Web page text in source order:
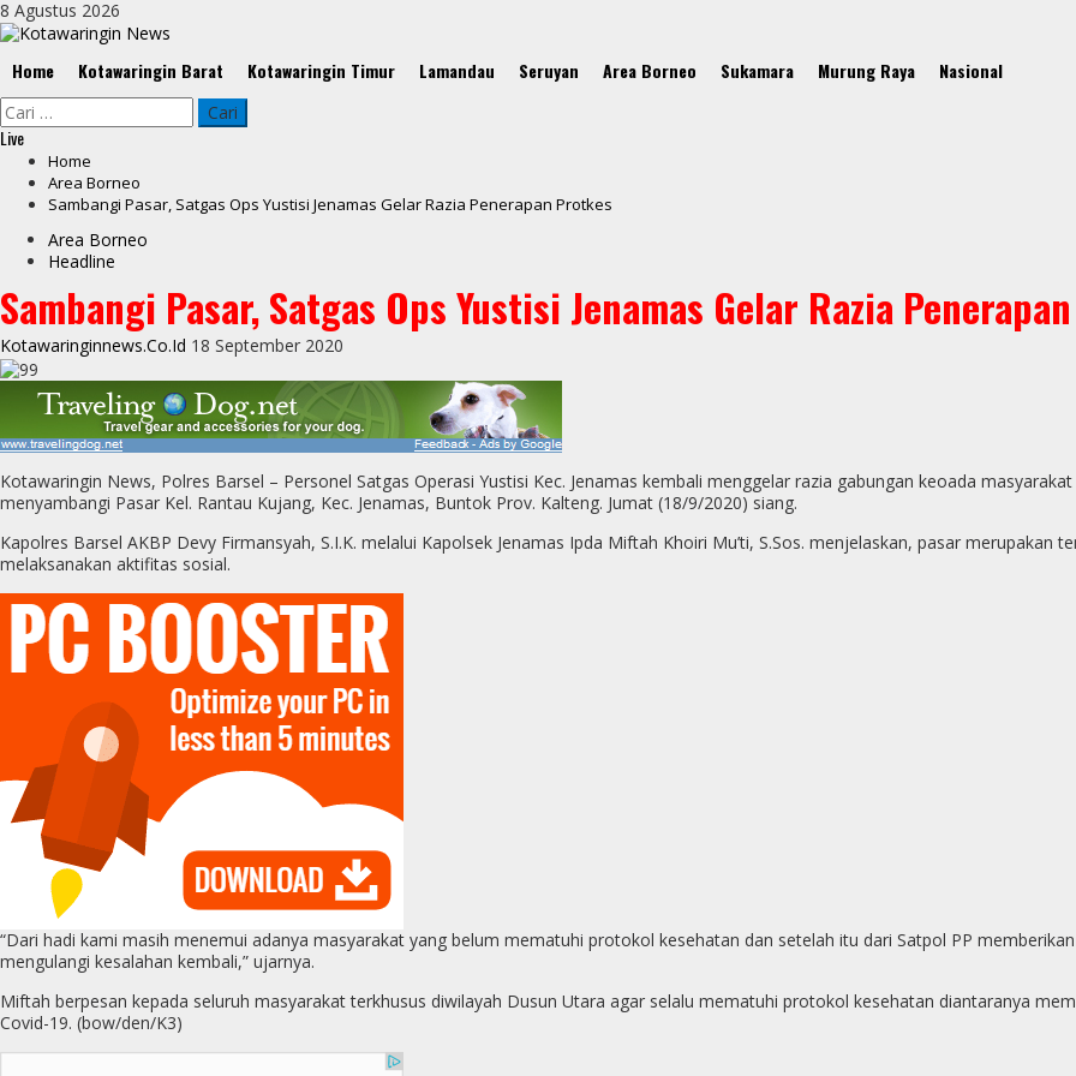
Skip
to
8 Agustus 2026
Menu
Home Kotawaringin Barat Kotawaringin Timur Lamandau Seruyan Area Borneo Sukamara Murung Raya Nasional
Cari
untuk:
Live
Home
Area Borneo
Sambangi Pasar, Satgas Ops Yustisi Jenamas Gelar Razia Penerapan Protkes
Area Borneo
Headline
Sambangi Pasar, Satgas Ops Yustisi Jenamas Gelar Razia
Kotawaringinnews.co.id 18 September 2020
Kotawaringin News, Polres Barsel – Personel Satgas Operasi Yustisi Kec. Jenamas kembali menggelar razia gabungan keoada
menyambangi Pasar Kel. Rantau Kujang, Kec. Jenamas, Buntok Prov. Kalteng. Jumat (18/9/2020) siang.
Kapolres Barsel AKBP Devy Firmansyah, S.I.K. melalui Kapolsek Jenamas Ipda Miftah Khoiri Mu’ti, S.Sos. menjelaskan, pasar
melaksanakan aktifitas sosial.
“Dari hadi kami masih menemui adanya masyarakat yang belum mematuhi protokol kesehatan dan setelah itu dari Satpol PP
mengulangi kesalahan kembali,” ujarnya.
Miftah berpesan kepada seluruh masyarakat terkhusus diwilayah Dusun Utara agar selalu mematuhi protokol kesehatan diantaranya
Covid-19. (bow/den/K3)